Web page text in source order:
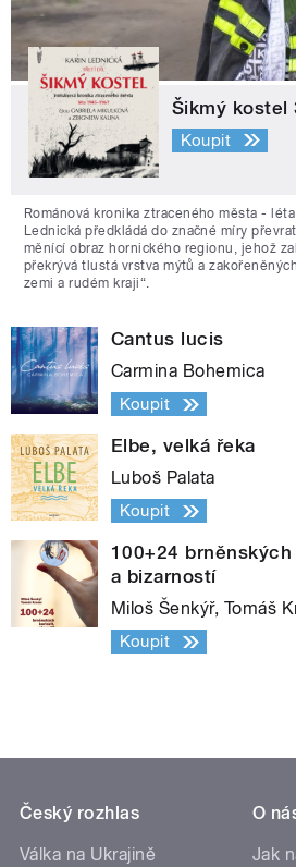
Šikmý kostel
Koupit
Románová kronika ztraceného města -
Lednická předkládá do značné míry
měnící obraz hornického regionu, jehož
překrývá tlustá vrstva mýtů a
zemi a rudém kraji“.
Cantus lucis
Carmina Bohemica
Koupit
Elbe, velká řeka
Luboš Palata
Koupit
100+24
a bizarností
Miloš Šenkýř, Tomáš
Koupit
Český rozhlas
Válka na Ukrajině
O
Jak